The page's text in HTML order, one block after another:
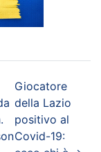
Giocatore
della Lazio
positivo al
Covid-19: